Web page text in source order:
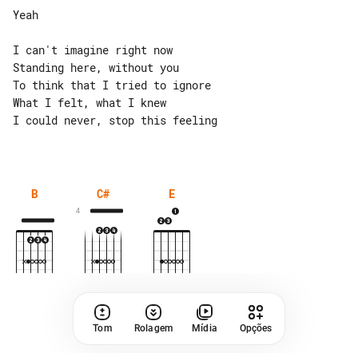
Yeah
I can't imagine right now
Standing here, without you
To think that I tried to ignore
What I felt, what I knew
I could never, stop this feeling
B C#
4
E
Tom Rolagem Mídia Opções